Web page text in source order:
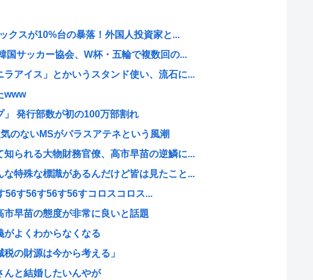
クスが10%台の暴落！外国人投資家と...
国サッカー協会、W杯・五輪で複数回の...
ラアイス」とかいうスタンド使い、流石に...
www
」 発行部数が初の100万部割れ
のないMSがパラスアテネという風潮
知られる大物財務官僚、高市早苗の逆鱗に...
な特殊な標識があるんだけど皆は見たこと...
56す56す56す56すコロスコロス...
市早苗の態度が非常に良いと話題
がよくわからなくなる
の財源は今から考える」
んと結婚したいんやが